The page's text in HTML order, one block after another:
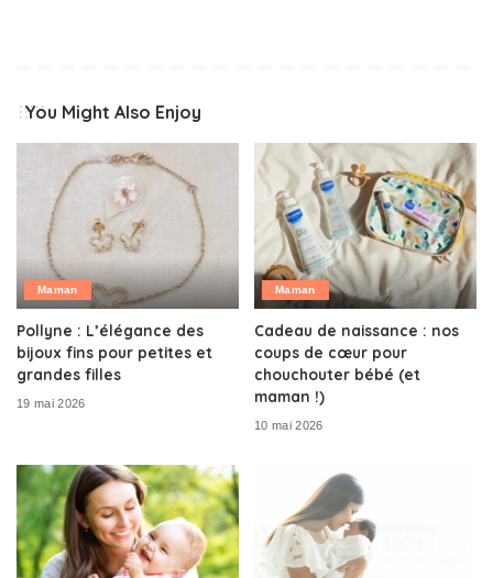
You Might Also Enjoy
Maman
Pollyne : L’élégance des
bijoux fins pour petites et
grandes filles
19 mai 2026
Maman
Cadeau de naissance : nos
coups de cœur pour
chouchouter bébé (et
maman !)
10 mai 2026